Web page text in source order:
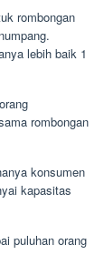
rombongan
lebih baik 1
rombongan
konsumen
kapasitas
puluhan orang